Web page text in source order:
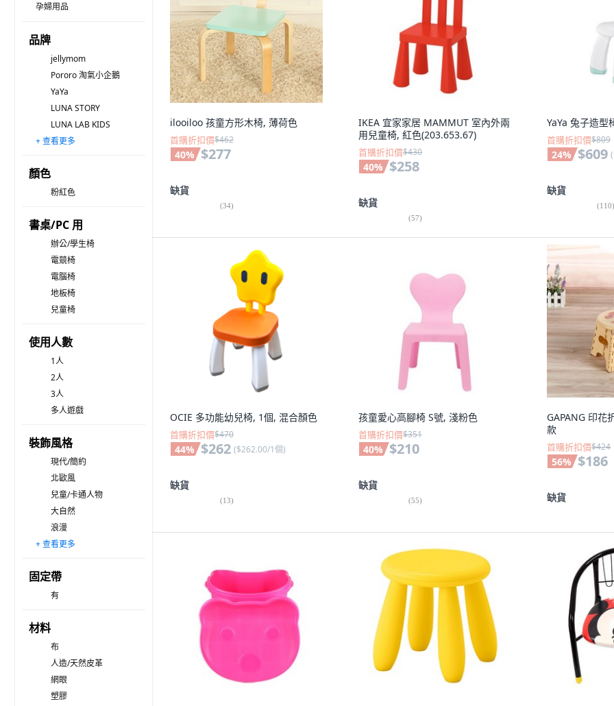
孕婦用品
品牌
jellymom
Pororo 淘氣小企鵝
YaYa
LUNA STORY
LUNA LAB KIDS
yamatoya
AttiRabbit
LITTLE CLOUD
nordico
FORBLISS
MY LITTLE TIGER
coaa-coaa
無品牌
Lavi bebe
Dreamsjoseph
LiLFANT
MARKET B
BANY KIDS
DHOLIC
ERMON
+ 查看更多
顏色
粉紅色
書桌/PC 用
辦公/學生椅
電競椅
電腦椅
地板椅
兒童椅
使用人數
1人
2人
3人
多人遊戲
裝飾風格
現代/簡約
北歐風
兒童/卡通人物
大自然
浪漫
經典/懷舊
復古風
+ 查看更多
固定帶
有
材料
布
人造/天然皮革
網眼
塑膠
ilooiloo 孩童方形木椅, 薄荷色
首購折扣價$462
40% $277
缺貨
(34)
IKEA 宜家家居 MAMMUT 室內外兩
用兒童椅, 紅色(203.653.67)
首購折扣價$430
40% $258
缺貨
(57)
YaYa 兔子造型
首購折扣價$809
24% $609 (
缺貨
(110)
OCIE 多功能幼兒椅, 1個, 混合顏色
首購折扣價$470
44% $262 ($262.00/1個)
缺貨
(13)
孩童愛心高腳椅 S號, 淺粉色
首購折扣價$351
40% $210
缺貨
(55)
GAPANG 印花
款
首購折扣價$424
56% $186
缺貨